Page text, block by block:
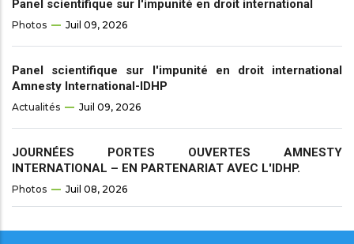
Panel scientifique sur l'impunité en droit international
Photos Juil 09, 2026
Panel scientifique sur l'impunité en droit international
Amnesty International-IDHP
Actualités Juil 09, 2026
JOURNÉES PORTES OUVERTES AMNESTY
INTERNATIONAL – EN PARTENARIAT AVEC L'IDHP.
Photos Juil 08, 2026